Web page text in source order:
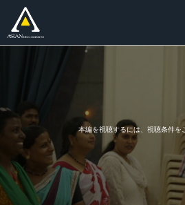
本編を視聴するには、視聴条件を